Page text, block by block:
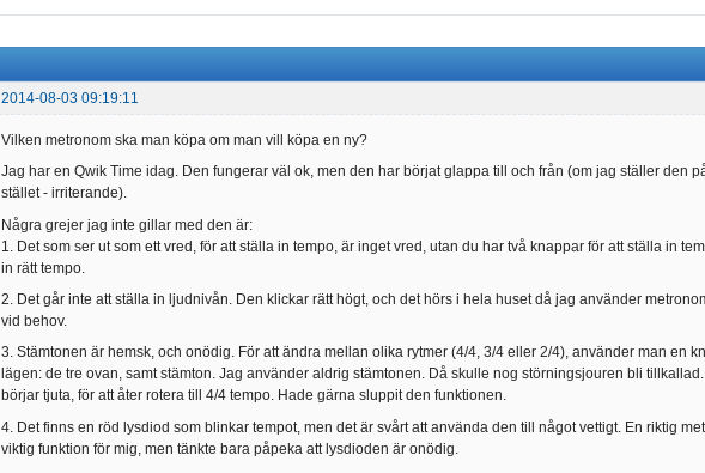
2014-08-03 09:19:11
Vilken metronom ska man köpa om man vill köpa en ny?
Jag har en Qwik Time idag. Den fungerar väl ok, men den har börjat glappa till och från (om jag ställer den
stället - irriterande).
Några grejer jag inte gillar med den är:
1. Det som ser ut som ett vred, för att ställa in tempo, är inget vred, utan du har två knappar för att ställa in
in rätt tempo.
2. Det går inte att ställa in ljudnivån. Den klickar rätt högt, och det hörs i hela huset då jag använder
vid behov.
3. Stämtonen är hemsk, och onödig. För att ändra mellan olika rytmer (4/4, 3/4 eller 2/4), använder man en
lägen: de tre ovan, samt stämton. Jag använder aldrig stämtonen. Då skulle nog störningsjouren bli
börjar tjuta, för att åter rotera till 4/4 tempo. Hade gärna sluppit den funktionen.
4. Det finns en röd lysdiod som blinkar tempot, men det är svårt att använda den till något vettigt. En riktig
viktig funktion för mig, men tänkte bara påpeka att lysdioden är onödig.